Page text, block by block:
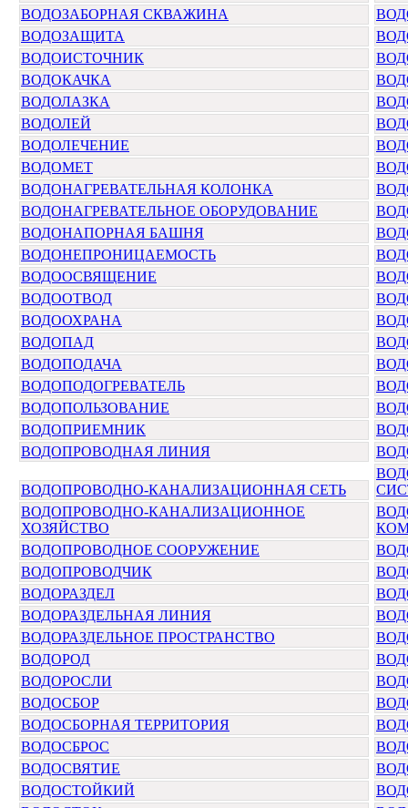
ВОДОЗАБОРНАЯ СКВАЖИНА
ВОДОЗАЩИТА
ВОДОИСТОЧНИК
ВОДОКАЧКА
ВОДОЛАЗКА
ВОДОЛЕЙ
ВОДОЛЕЧЕНИЕ
ВОДОМЕТ
ВОДОНАГРЕВАТЕЛЬНАЯ КОЛОНКА
ВОДОНАГРЕВАТЕЛЬНОЕ ОБОРУДОВАНИЕ
ВОДОНАПОРНАЯ БАШНЯ
ВОДОНЕПРОНИЦАЕМОСТЬ
ВОДООСВЯЩЕНИЕ
ВОДООТВОД
ВОДООХРАНА
ВОДОПАД
ВОДОПОДАЧА
ВОДОПОДОГРЕВАТЕЛЬ
ВОДОПОЛЬЗОВАНИЕ
ВОДОПРИЕМНИК
ВОДОПРОВОДНАЯ ЛИНИЯ
ВОДОПРОВОДНО-КАНАЛИЗАЦИОННАЯ СЕТЬ
ВОДОПРОВОДНО-КАНАЛИЗАЦИОННОЕ
ХОЗЯЙСТВО
ВОДОПРОВОДНОЕ СООРУЖЕНИЕ
ВОДОПРОВОДЧИК
ВОДОРАЗДЕЛ
ВОДОРАЗДЕЛЬНАЯ ЛИНИЯ
ВОДОРАЗДЕЛЬНОЕ ПРОСТРАНСТВО
ВОДОРОД
ВОДОРОСЛИ
ВОДОСБОР
ВОДОСБОРНАЯ ТЕРРИТОРИЯ
ВОДОСБРОС
ВОДОСВЯТИЕ
ВОДОСТОЙКИЙ